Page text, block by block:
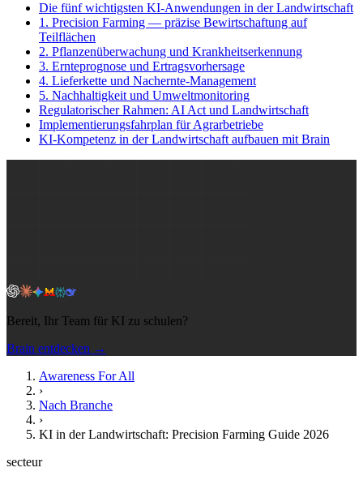
Die fünf wichtigsten KI-Anwendungen in der Landwirtschaft
1. Precision Farming — präzise Bewirtschaftung auf
Teilflächen
2. Pflanzenüberwachung und Krankheitserkennung
3. Ernteprognose und Ertragsvorhersage
4. Lieferkette und Nachernte-Management
5. Nachhaltigkeit und Umweltmonitoring
Regulatorischer Rahmen: AI Act und Landwirtschaft
Implementierungsfahrplan für Agrarbetriebe
KI-Kompetenz in der Landwirtschaft aufbauen mit Brain
Bereit, Ihr Team für KI zu schulen?
Brain entdecken →
Awareness For All
›
Nach Branche
›
KI in der Landwirtschaft: Precision Farming Guide 2026
secteur